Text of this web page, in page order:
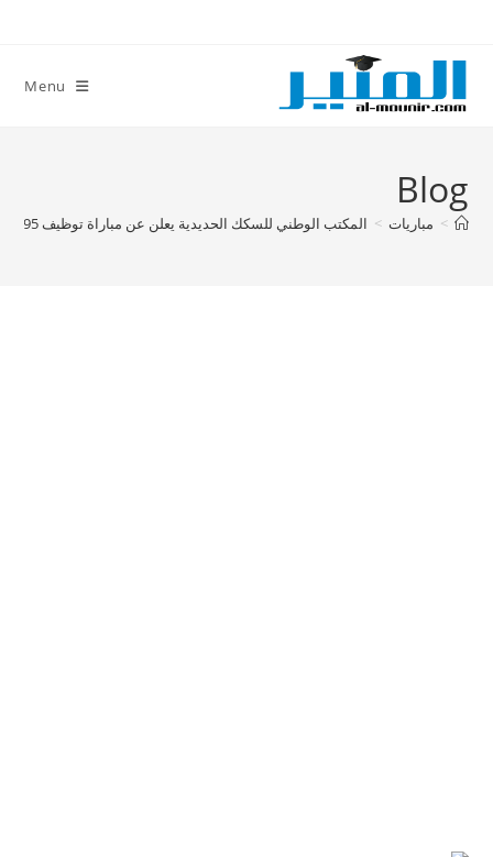
content
Menu
Blog
> مباريات > المكتب الوطني للسكك الحديدية يعلن عن مباراة توظيف 195 تقني متخصص